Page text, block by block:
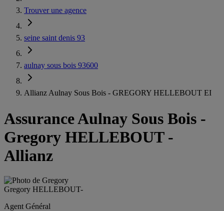
Trouver une agence
seine saint denis 93
aulnay sous bois 93600
Allianz Aulnay Sous Bois - GREGORY HELLEBOUT EI
Assurance Aulnay Sous Bois -
Gregory HELLEBOUT -
Allianz
Gregory HELLEBOUT-
Agent Général